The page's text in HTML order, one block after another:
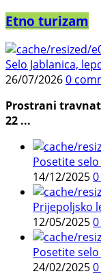
Etno turizam
Selo Jablanica,
26/07/20260
Prostrani
22 ...
Posetite
14/12/2025
Prijepoljsko
12/05/2025
Posetite
24/02/2025